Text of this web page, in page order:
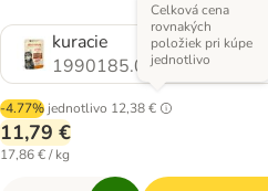
kuracie
1990185.0
-4.77% jednotlivo 12,38 €
Celková cena
rovnakých
položiek pri kúpe
jednotlivo
11,79 €
17,86 € / kg